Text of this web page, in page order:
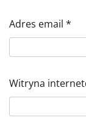
Adres email *
Witryna